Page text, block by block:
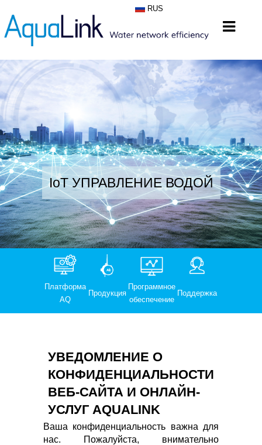
RUS
IoT УПРАВЛЕНИЕ ВОДОЙ
Платформа
AQ
Продукция
Программное
обеспечение
Поддержка
УВЕДОМЛЕНИЕ О
КОНФИДЕНЦИАЛЬНОСТИ
ВЕБ-САЙТА И ОНЛАЙН-
УСЛУГ AQUALINK
Ваша конфиденциальность важна для
нас. Пожалуйста, внимательно